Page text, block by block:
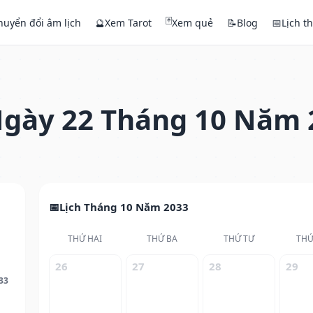
đổi âm lịch 🔮Xem Tarot 🃏Xem quẻ 📝Blog 📅Lịch
22 Tháng 10 Năm
Lịch Tháng 10 Năm 2033
THỨ HAI THỨ BA THỨ TƯ
26 27 28 29